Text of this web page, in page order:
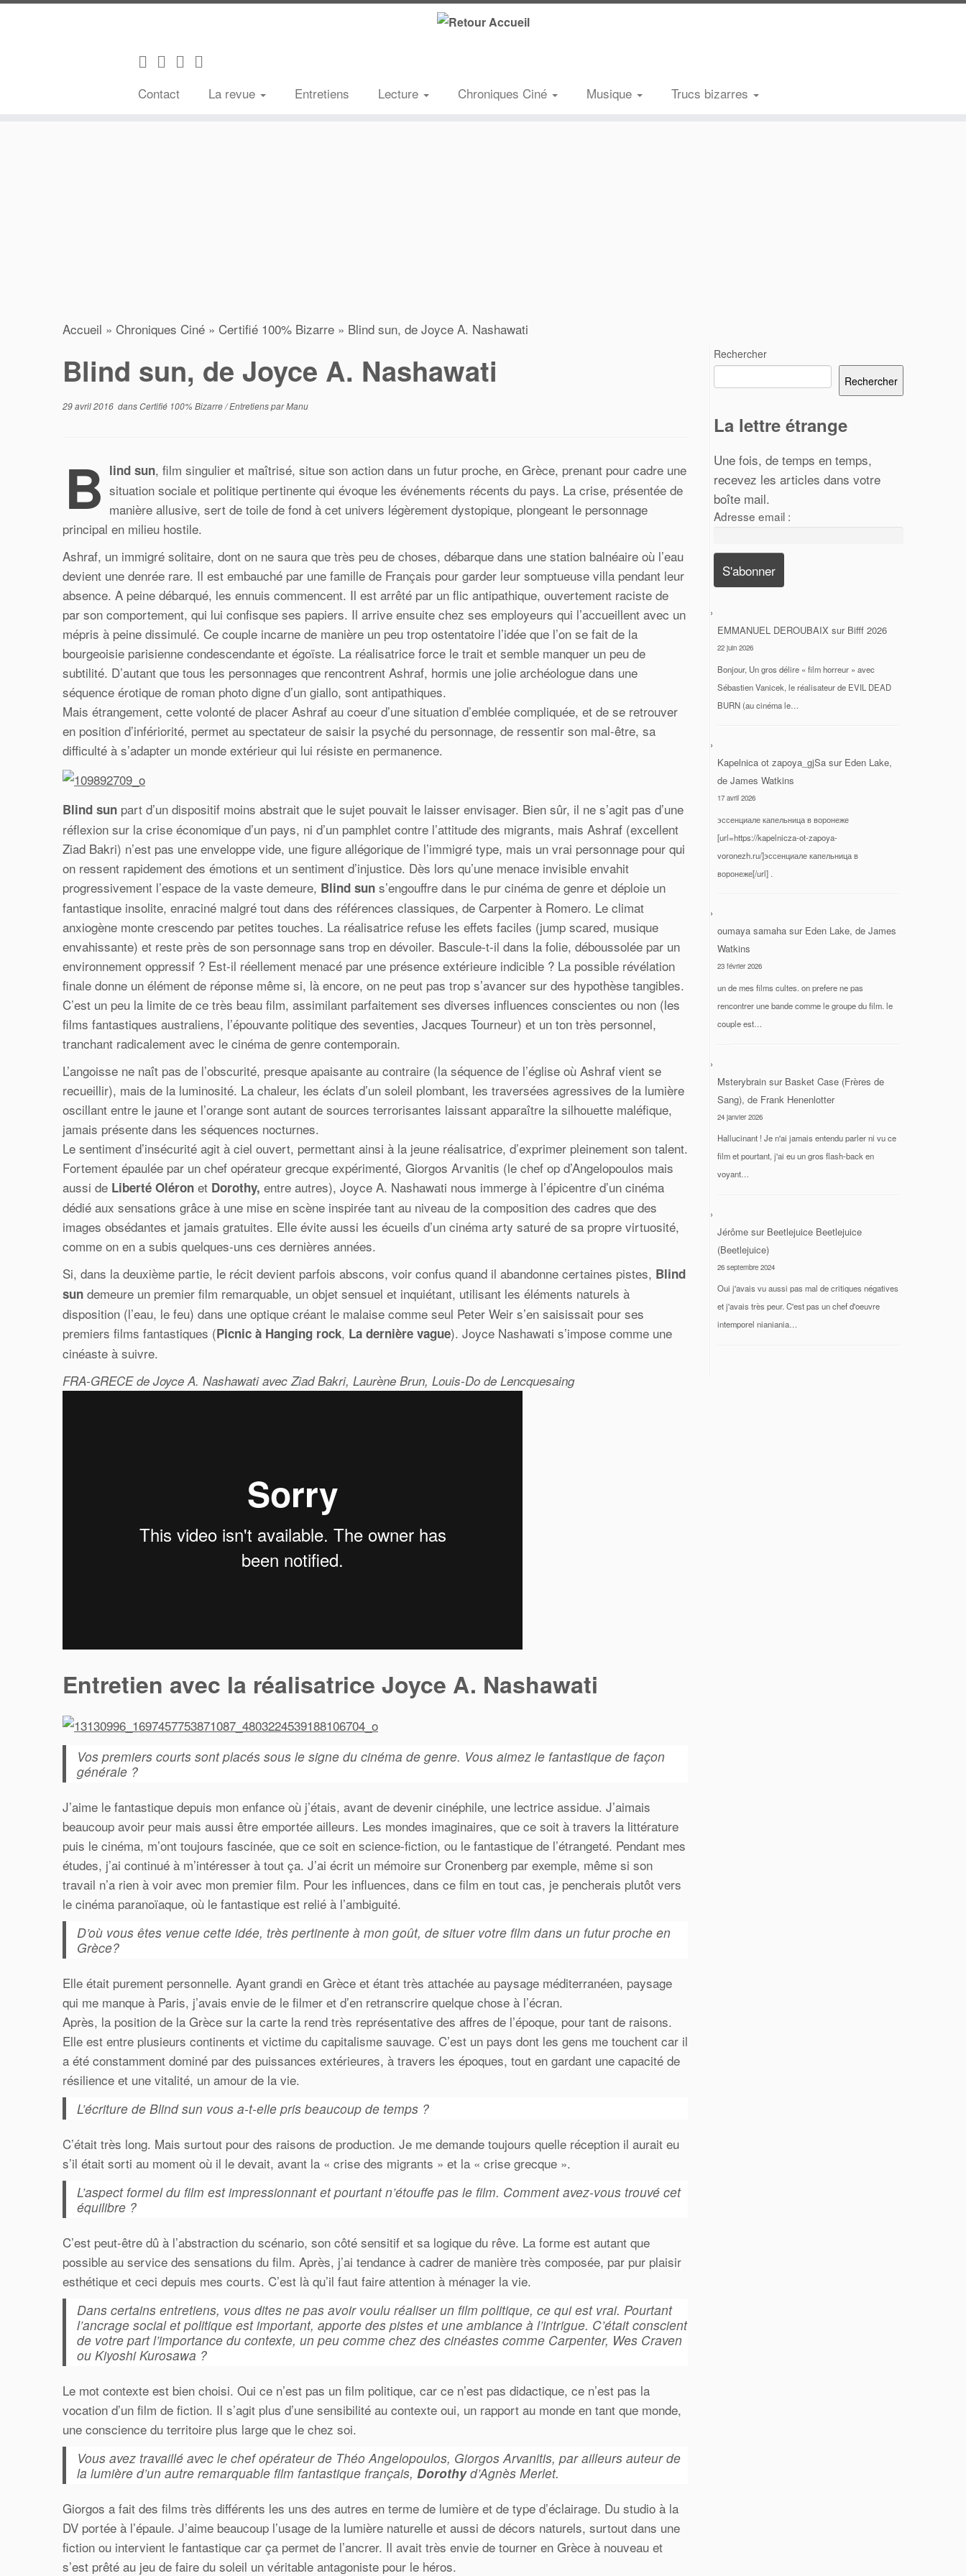
Contact La revue Entretiens Lecture Chroniques Ciné Musique Trucs bizarres
Accueil » Chroniques Ciné » Certifié 100% Bizarre » Blind sun, de Joyce A. Nashawati
Blind sun, de Joyce A. Nashawati
29 avril 2016 dansCertifié 100% Bizarre/EntretiensparManu
B lind sun, film singulier et maîtrisé, situe son action dans un futur proche, en Grèce, prenant pour cadre une
situation sociale et politique pertinente qui évoque les événements récents du pays. La crise, présentée de
manière allusive, sert de toile de fond à cet univers légèrement dystopique, plongeant le personnage
principal en milieu hostile.
Ashraf, un immigré solitaire, dont on ne saura que très peu de choses, débarque dans une station balnéaire où l’eau
devient une denrée rare. Il est embauché par une famille de Français pour garder leur somptueuse villa pendant leur
absence. A peine débarqué, les ennuis commencent. Il est arrêté par un flic antipathique, ouvertement raciste de
par son comportement, qui lui confisque ses papiers. Il arrive ensuite chez ses employeurs qui l’accueillent avec un
mépris à peine dissimulé. Ce couple incarne de manière un peu trop ostentatoire l’idée que l’on se fait de la
bourgeoisie parisienne condescendante et égoïste. La réalisatrice force le trait et semble manquer un peu de
subtilité. D’autant que tous les personnages que rencontrent Ashraf, hormis une jolie archéologue dans une
séquence érotique de roman photo digne d’un giallo, sont antipathiques.
Mais étrangement, cette volonté de placer Ashraf au coeur d’une situation d’emblée compliquée, et de se retrouver
en position d’infériorité, permet au spectateur de saisir la psyché du personnage, de ressentir son mal-être, sa
difficulté à s’adapter un monde extérieur qui lui résiste en permanence.
Blind sun part d’un dispositif moins abstrait que le sujet pouvait le laisser envisager. Bien sûr, il ne s’agit pas d’une
réflexion sur la crise économique d’un pays, ni d’un pamphlet contre l’attitude des migrants, mais Ashraf (excellent
Ziad Bakri) n’est pas une enveloppe vide, une figure allégorique de l’immigré type, mais un vrai personnage pour qui
on ressent rapidement des émotions et un sentiment d’injustice. Dès lors qu’une menace invisible envahit
progressivement l’espace de la vaste demeure, Blind sun s’engouffre dans le pur cinéma de genre et déploie un
fantastique insolite, enraciné malgré tout dans des références classiques, de Carpenter à Romero. Le climat
anxiogène monte crescendo par petites touches. La réalisatrice refuse les effets faciles (jump scared, musique
envahissante) et reste près de son personnage sans trop en dévoiler. Bascule-t-il dans la folie, déboussolée par un
environnement oppressif ? Est-il réellement menacé par une présence extérieure indicible ? La possible révélation
finale donne un élément de réponse même si, là encore, on ne peut pas trop s’avancer sur des hypothèse tangibles.
C’est un peu la limite de ce très beau film, assimilant parfaitement ses diverses influences conscientes ou non (les
films fantastiques australiens, l’épouvante politique des seventies, Jacques Tourneur) et un ton très personnel,
tranchant radicalement avec le cinéma de genre contemporain.
L’angoisse ne naît pas de l’obscurité, presque apaisante au contraire (la séquence de l’église où Ashraf vient se
recueillir), mais de la luminosité. La chaleur, les éclats d’un soleil plombant, les traversées agressives de la lumière
oscillant entre le jaune et l’orange sont autant de sources terrorisantes laissant apparaître la silhouette maléfique,
jamais présente dans les séquences nocturnes.
Le sentiment d’insécurité agit à ciel ouvert, permettant ainsi à la jeune réalisatrice, d’exprimer pleinement son talent.
Fortement épaulée par un chef opérateur grecque expérimenté, Giorgos Arvanitis (le chef op d’Angelopoulos mais
aussi de Liberté Oléron et Dorothy, entre autres), Joyce A. Nashawati nous immerge à l’épicentre d’un cinéma
dédié aux sensations grâce à une mise en scène inspirée tant au niveau de la composition des cadres que des
images obsédantes et jamais gratuites. Elle évite aussi les écueils d’un cinéma arty saturé de sa propre virtuosité,
comme on en a subis quelques-uns ces dernières années.
Si, dans la deuxième partie, le récit devient parfois abscons, voir confus quand il abandonne certaines pistes, Blind
sun demeure un premier film remarquable, un objet sensuel et inquiétant, utilisant les éléments naturels à
disposition (l’eau, le feu) dans une optique créant le malaise comme seul Peter Weir s’en saisissait pour ses
premiers films fantastiques (Picnic à Hanging rock, La dernière vague). Joyce Nashawati s’impose comme une
cinéaste à suivre.
FRA-GRECE de Joyce A. Nashawati avec Ziad Bakri, Laurène Brun, Louis-Do de Lencquesaing
Entretien avec la réalisatrice Joyce A. Nashawati
Vos premiers courts sont placés sous le signe du cinéma de genre. Vous aimez le fantastique de façon
générale ?
J’aime le fantastique depuis mon enfance où j’étais, avant de devenir cinéphile, une lectrice assidue. J’aimais
beaucoup avoir peur mais aussi être emportée ailleurs. Les mondes imaginaires, que ce soit à travers la littérature
puis le cinéma, m’ont toujours fascinée, que ce soit en science-fiction, ou le fantastique de l’étrangeté. Pendant mes
études, j’ai continué à m’intéresser à tout ça. J’ai écrit un mémoire sur Cronenberg par exemple, même si son
travail n’a rien à voir avec mon premier film. Pour les influences, dans ce film en tout cas, je pencherais plutôt vers
le cinéma paranoïaque, où le fantastique est relié à l’ambiguité.
D’où vous êtes venue cette idée, très pertinente à mon goût, de situer votre film dans un futur proche en
Grèce?
Elle était purement personnelle. Ayant grandi en Grèce et étant très attachée au paysage méditerranéen, paysage
qui me manque à Paris, j’avais envie de le filmer et d’en retranscrire quelque chose à l’écran.
Après, la position de la Grèce sur la carte la rend très représentative des affres de l’époque, pour tant de raisons.
Elle est entre plusieurs continents et victime du capitalisme sauvage. C’est un pays dont les gens me touchent car il
a été constamment dominé par des puissances extérieures, à travers les époques, tout en gardant une capacité de
résilience et une vitalité, un amour de la vie.
L’écriture de Blind sun vous a-t-elle pris beaucoup de temps ?
C’était très long. Mais surtout pour des raisons de production. Je me demande toujours quelle réception il aurait eu
s’il était sorti au moment où il le devait, avant la « crise des migrants » et la « crise grecque ».
L’aspect formel du film est impressionnant et pourtant n’étouffe pas le film. Comment avez-vous trouvé cet
équilibre ?
C’est peut-être dû à l’abstraction du scénario, son côté sensitif et sa logique du rêve. La forme est autant que
possible au service des sensations du film. Après, j’ai tendance à cadrer de manière très composée, par pur plaisir
esthétique et ceci depuis mes courts. C’est là qu’il faut faire attention à ménager la vie.
Dans certains entretiens, vous dites ne pas avoir voulu réaliser un film politique, ce qui est vrai. Pourtant
l’ancrage social et politique est important, apporte des pistes et une ambiance à l’intrigue. C’était conscient
de votre part l’importance du contexte, un peu comme chez des cinéastes comme Carpenter, Wes Craven
ou Kiyoshi Kurosawa ?
Le mot contexte est bien choisi. Oui ce n’est pas un film politique, car ce n’est pas didactique, ce n’est pas la
vocation d’un film de fiction. Il s’agit plus d’une sensibilité au contexte oui, un rapport au monde en tant que monde,
une conscience du territoire plus large que le chez soi.
Vous avez travaillé avec le chef opérateur de Théo Angelopoulos, Giorgos Arvanitis, par ailleurs auteur de
la lumière d’un autre remarquable film fantastique français, Dorothyd’Agnès Merlet.
Giorgos a fait des films très différents les uns des autres en terme de lumière et de type d’éclairage. Du studio à la
DV portée à l’épaule. J’aime beaucoup l’usage de la lumière naturelle et aussi de décors naturels, surtout dans une
fiction ou intervient le fantastique car ça permet de l’ancrer. Il avait très envie de tourner en Grèce à nouveau et
s’est prêté au jeu de faire du soleil un véritable antagoniste pour le héros.
Rechercher
Rechercher
La lettre étrange
Une fois, de temps en temps,
recevez les articles dans votre
boîte mail.
Adresse email :
EMMANUEL DEROUBAIX sur Bifff 2026
22 juin 2026
Bonjour, Un gros délire « film horreur » avec
Sébastien Vanicek, le réalisateur de EVIL DEAD
BURN (au cinéma le…
Kapelnica ot zapoya_gjSa sur Eden Lake,
de James Watkins
17 avril 2026
эссенциале капельница в воронеже
[url=https://kapelnicza-ot-zapoya-
voronezh.ru/]эссенциале капельница в
воронеже[/url] .
oumaya samaha sur Eden Lake, de James
Watkins
23 février 2026
un de mes films cultes. on prefere ne pas
rencontrer une bande comme le groupe du film. le
couple est…
Msterybrain sur Basket Case (Frères de
Sang), de Frank Henenlotter
24 janvier 2026
Hallucinant ! Je n'ai jamais entendu parler ni vu ce
film et pourtant, j'ai eu un gros flash-back en
voyant…
Jérôme sur Beetlejuice Beetlejuice
(Beetlejuice)
26 septembre 2024
Oui j'avais vu aussi pas mal de critiques négatives
et j'avais très peur. C'est pas un chef d'oeuvre
intemporel nianiania…